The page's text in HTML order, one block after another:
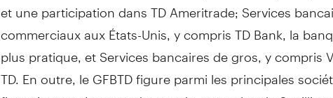
et une participation dans TD Ameritrade; Services
commerciaux aux États-Unis, y compris TD Bank, la
plus pratique, et Services bancaires de gros, y compris
TD. En outre, le GFBTD figure parmi les principales